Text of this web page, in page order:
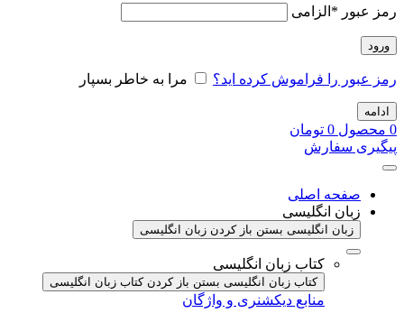
رمز عبور * الزامی
ورود
رمز عبور را فراموش کرده اید؟ مرا به خاطر بسپار
ادامه
0 محصول 0 تومان
پیگیری سفارش
صفحه اصلی
زبان انگلیسی
زبان انگلیسی بستن باز کردن زبان انگلیسی
کتاب زبان انگلیسی
کتاب زبان انگلیسی بستن باز کردن کتاب زبان انگلیسی
منابع دیکشنری و واژگان